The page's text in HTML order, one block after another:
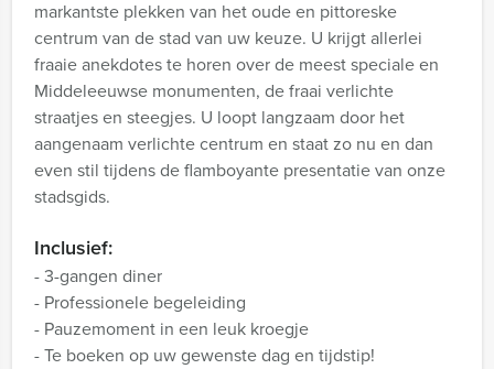
markantste plekken van het oude en pittoreske
centrum van de stad van uw keuze. U krijgt allerlei
fraaie anekdotes te horen over de meest speciale en
Middeleeuwse monumenten, de fraai verlichte
straatjes en steegjes. U loopt langzaam door het
aangenaam verlichte centrum en staat zo nu en dan
even stil tijdens de flamboyante presentatie van onze
stadsgids.
Inclusief:
- 3-gangen diner
- Professionele begeleiding
- Pauzemoment in een leuk kroegje
- Te boeken op uw gewenste dag en tijdstip!